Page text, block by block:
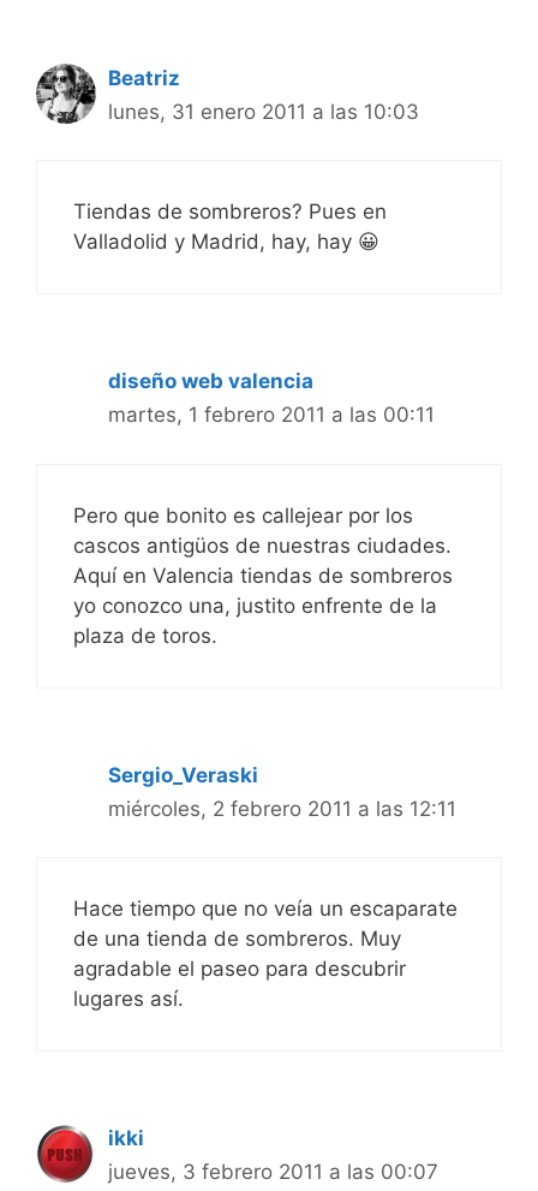
Beatriz
lunes, 31 enero 2011 a las 10:03
Tiendas de sombreros? Pues en
Valladolid y Madrid, hay, hay 😀
diseño web valencia
martes, 1 febrero 2011 a las 00:11
Pero que bonito es callejear por los
cascos antigüos de nuestras ciudades.
Aquí en Valencia tiendas de sombreros
yo conozco una, justito enfrente de la
plaza de toros.
Sergio_Veraski
miércoles, 2 febrero 2011 a las 12:11
Hace tiempo que no veía un escaparate
de una tienda de sombreros. Muy
agradable el paseo para descubrir
lugares así.
ikki
jueves, 3 febrero 2011 a las 00:07